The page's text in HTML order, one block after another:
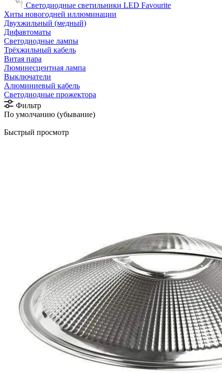
Светодиодные светильники LED Favourite
Хиты новогодней иллюминации
Двухжильный (медный)
Дифавтоматы
Светодиодные лампы
Трёхжильный кабель
Витая пара
Люминесцентная лампа
Выключатели
Алюминиевый кабель
Светодиодные прожектора
Фильтр
По умолчанию (убывание)
Быстрый просмотр